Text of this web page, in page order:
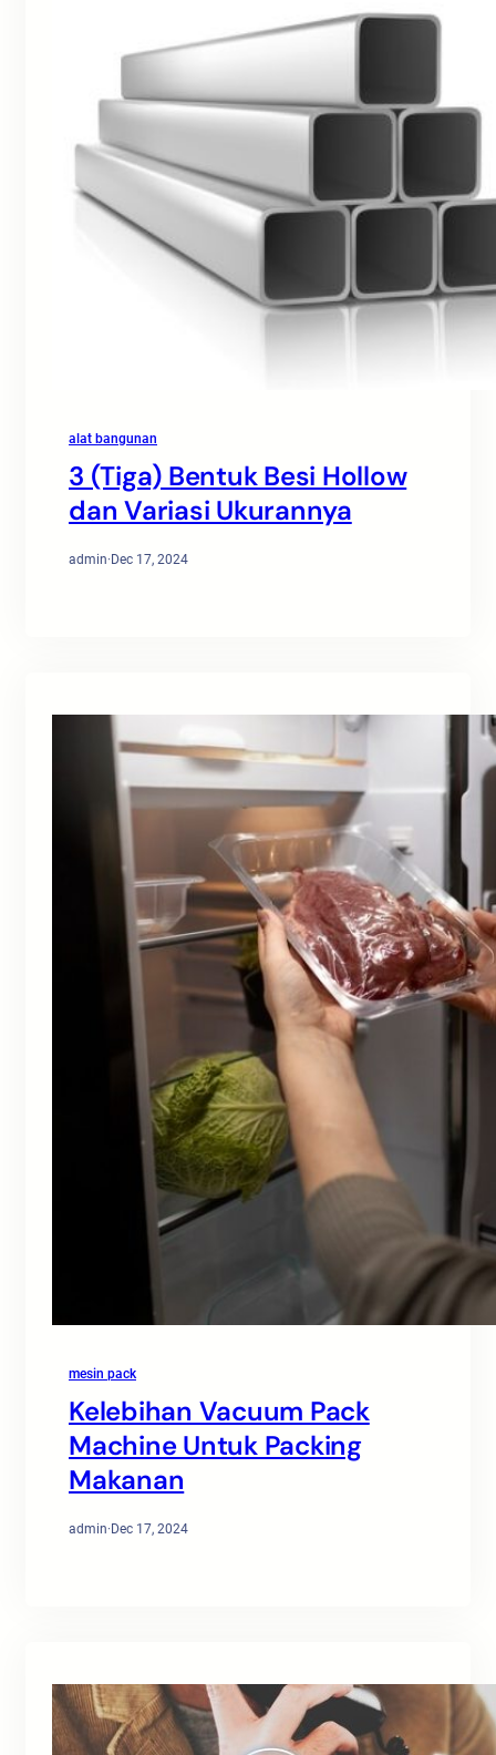
alat bangunan
3 (Tiga) Bentuk Besi Hollow
dan Variasi Ukurannya
admin·Dec 17, 2024
mesin pack
Kelebihan Vacuum Pack
Machine Untuk Packing
Makanan
admin·Dec 17, 2024